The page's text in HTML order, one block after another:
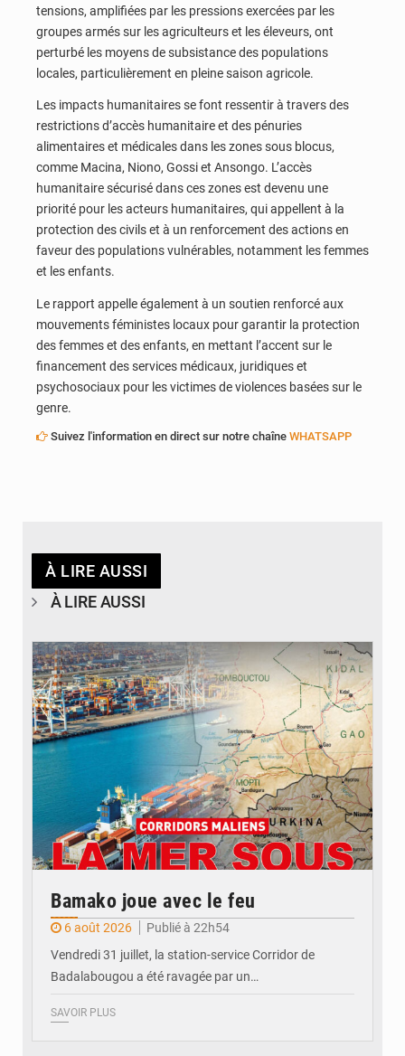
tensions, amplifiées par les pressions exercées par les
groupes armés sur les agriculteurs et les éleveurs, ont
perturbé les moyens de subsistance des populations
locales, particulièrement en pleine saison agricole.
Les impacts humanitaires se font ressentir à travers des
restrictions d’accès humanitaire et des pénuries
alimentaires et médicales dans les zones sous blocus,
comme Macina, Niono, Gossi et Ansongo. L’accès
humanitaire sécurisé dans ces zones est devenu une
priorité pour les acteurs humanitaires, qui appellent à la
protection des civils et à un renforcement des actions en
faveur des populations vulnérables, notamment les femmes
et les enfants.
Le rapport appelle également à un soutien renforcé aux
mouvements féministes locaux pour garantir la protection
des femmes et des enfants, en mettant l’accent sur le
financement des services médicaux, juridiques et
psychosociaux pour les victimes de violences basées sur le
genre.
Suivez l'information en direct sur notre chaîne WHATSAPP
À LIRE AUSSI
À LIRE AUSSI
© JDM
Bamako joue avec le feu
6 août 2026
Publié à 22h54
Vendredi 31 juillet, la station-service Corridor de
Badalabougou a été ravagée par un…
SAVOIR PLUS